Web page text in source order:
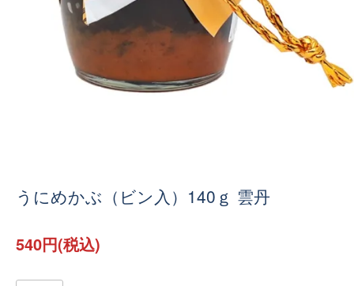
うにめかぶ（ビン入）140ｇ 雲丹
540円(税込)